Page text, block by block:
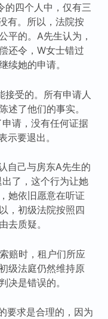
的四个人中，仅有三
有。所以，法院按
平的。A先生认为，
还令，W女士错过
续她的申请。
受的。所有申请人
述了他们的事实。
请，没有任何证据
示要退出。
自己与房东A先生的
了，这个行为让她
她依旧愿意在听证
，初级法院按照四
去质疑。
赔时，租户们所应
级法庭仍然维持原
决是错误的。
要求是合理的，因为